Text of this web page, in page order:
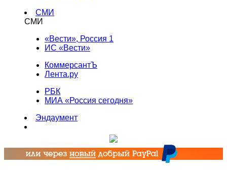
СМИ
СМИ
«Вести», Россия 1
ИС «Вести»
КоммерсантЪ
Лента.ру
РБК
МИА «Россия сегодня»
Эндаумент